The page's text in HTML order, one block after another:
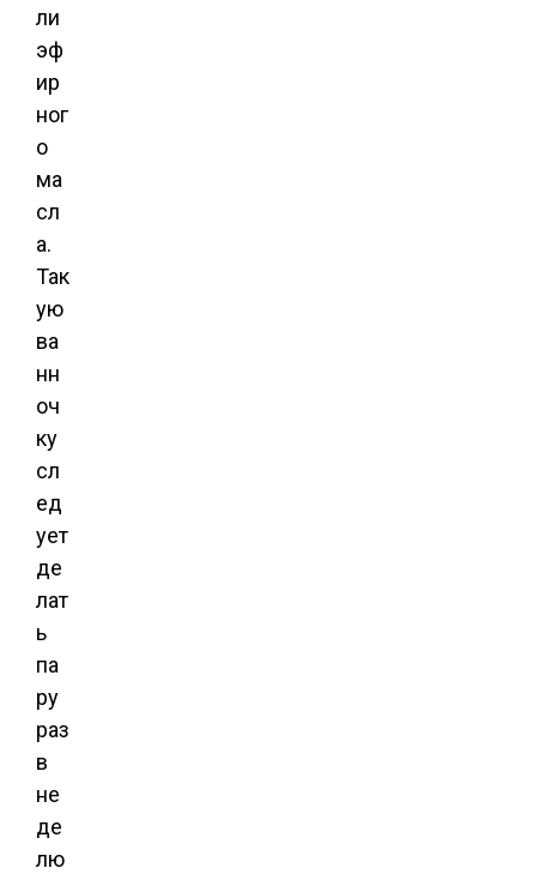
ли
эф
ир
ног
о
ма
сл
а.
Так
ую
ва
нн
оч
ку
сл
ед
ует
де
лат
ь
па
ру
раз
в
не
де
лю